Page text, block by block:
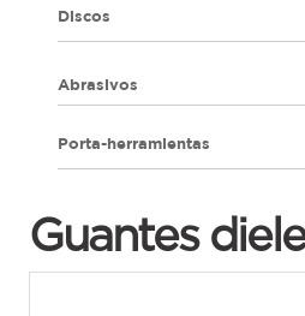
Discos
Abrasivos
Porta-herramientas
Guantes